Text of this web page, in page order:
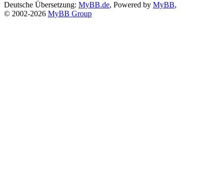
Deutsche Übersetzung: MyBB.de, Powered by MyBB,
© 2002-2026 MyBB Group